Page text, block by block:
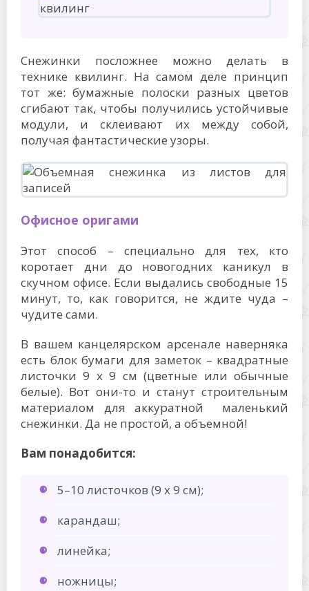
Снежинки посложнее можно делать в
технике квилинг. На самом деле принцип
тот же: бумажные полоски разных цветов
сгибают так, чтобы получились устойчивые
модули, и склеивают их между собой,
получая фантастические узоры.
Офисное оригами
Этот способ – специально для тех, кто
коротает дни до новогодних каникул в
скучном офисе. Если выдались свободные 15
минут, то, как говорится, не ждите чуда –
чудите сами.
В вашем канцелярском арсенале наверняка
есть блок бумаги для заметок – квадратные
листочки 9 х 9 см (цветные или обычные
белые). Вот они-то и станут строительным
материалом для аккуратной маленький
снежинки. Да не простой, а объемной!
Вам понадобится:
5–10 листочков (9 х 9 см);
карандаш;
линейка;
ножницы;